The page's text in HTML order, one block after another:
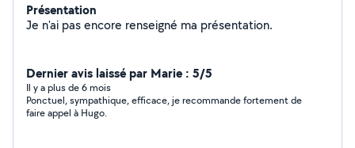
Présentation
Je n'ai pas encore renseigné ma présentation.
Dernier avis laissé par Marie : 5/5
Il y a plus de 6 mois
Ponctuel, sympathique, efficace, je recommande fortement de
faire appel à Hugo.